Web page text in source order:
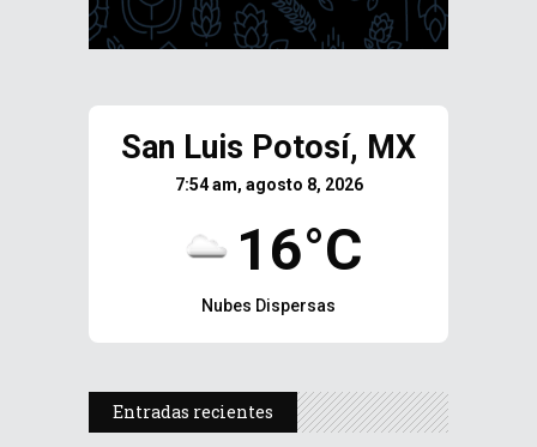
San Luis Potosí, MX
7:54 am, agosto 8, 2026
16°C
Nubes Dispersas
Entradas recientes